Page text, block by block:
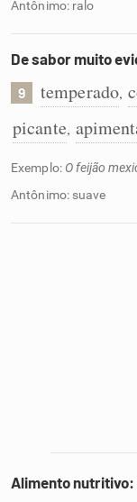
Antônimo: ralo
De sabor muito
9 temperado,
picante,
Exemplo: O feijão
Antônimo: suave
Alimento nutritivo: